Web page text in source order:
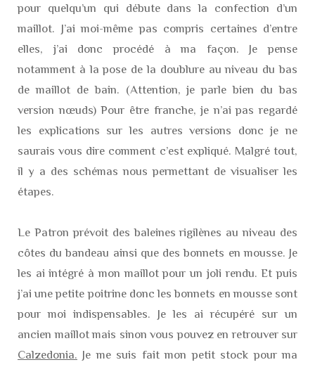
pour quelqu’un qui débute dans la confection d’un
maillot. J’ai moi-même pas compris certaines d’entre
elles, j’ai donc procédé à ma façon. Je pense
notamment à la pose de la doublure au niveau du bas
de maillot de bain. (Attention, je parle bien du bas
version nœuds) Pour être franche, je n’ai pas regardé
les explications sur les autres versions donc je ne
saurais vous dire comment c’est expliqué. Malgré tout,
il y a des schémas nous permettant de visualiser les
étapes.
Le Patron prévoit des baleines rigilènes au niveau des
côtes du bandeau ainsi que des bonnets en mousse. Je
les ai intégré à mon maillot pour un joli rendu. Et puis
j’ai une petite poitrine donc les bonnets en mousse sont
pour moi indispensables. Je les ai récupéré sur un
ancien maillot mais sinon vous pouvez en retrouver sur
Calzedonia. Je me suis fait mon petit stock pour ma